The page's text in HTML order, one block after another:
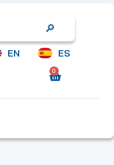
Search
EN ES
0